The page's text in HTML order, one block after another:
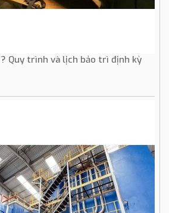
Quy trình và lịch bảo trì định kỳ